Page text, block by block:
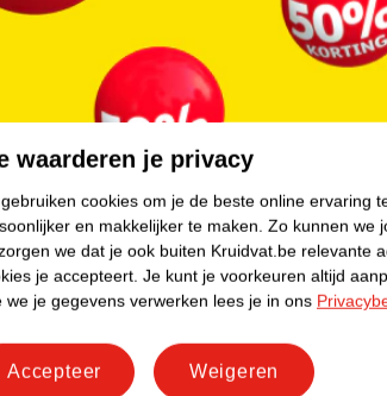
kracht blijkt uit de manier waarop je zorgt voor
naar een deodorant die je de hele dag een fris en
Dove Men+Care huidverzorgingsproducten zijn
waarderen je privacy
cookies om je de beste online ervaring
en makkelijker te maken. Zo kunnen we
we dat je ook buiten Kruidvat.be relevante
je accepteert. Je kunt je voorkeuren altijd
we je gegevens verwerken lees je in ons
Weigeren
Accepteer